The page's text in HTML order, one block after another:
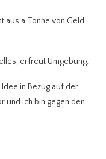
aus a Tonne von Geld
erfreut Umgebung.
in Bezug auf der
und ich bin gegen den